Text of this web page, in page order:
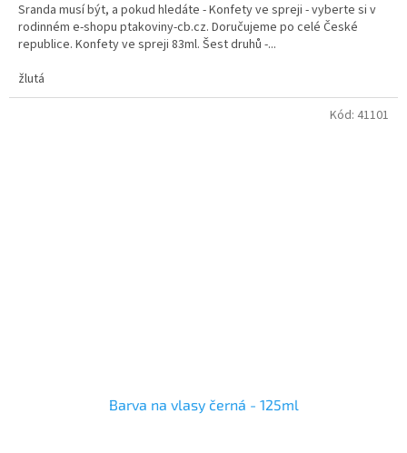
Sranda musí být, a pokud hledáte - Konfety ve spreji - vyberte si v
rodinném e-shopu ptakoviny-cb.cz. Doručujeme po celé České
republice. Konfety ve spreji 83ml. Šest druhů -...
žlutá
Barva na vlasy černá - 125ml
Kód: 41101